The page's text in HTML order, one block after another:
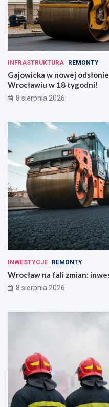
INFRASTRUKTURA REMONTY
Gajowicka w nowej
Wrocławiu w 18 tygodni!
8 sierpnia 2026
INWESTYCJE REMONTY
Wrocław na fali zmian:
8 sierpnia 2026